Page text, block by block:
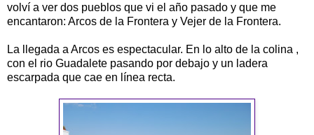
volví a ver dos pueblos que vi el año pasado y que me
encantaron: Arcos de la Frontera y Vejer de la Frontera.
La llegada a Arcos es espectacular. En lo alto de la colina ,
con el rio Guadalete pasando por debajo y un ladera
escarpada que cae en línea recta.